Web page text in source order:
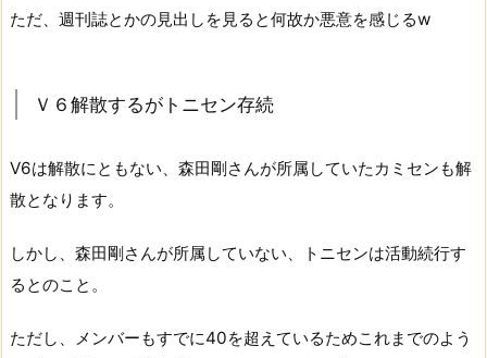
ただ、週刊誌とかの見出しを見ると何故か悪意を感じるw
Ｖ６解散するがトニセン存続
V6は解散にともない、森田剛さんが所属していたカミセンも解
散となります。
しかし、森田剛さんが所属していない、トニセンは活動続行す
るとのこと。
ただし、メンバーもすでに40を超えているためこれまでのよう